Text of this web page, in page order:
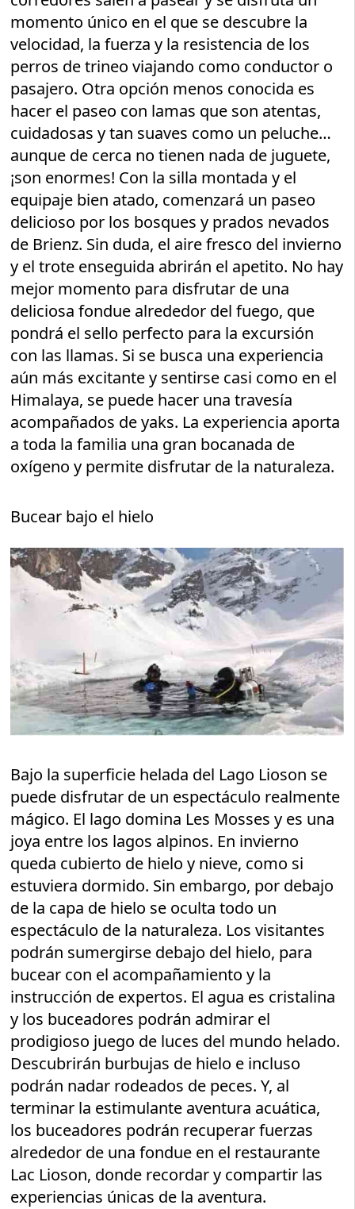
momento único en el que se descubre la
velocidad, la fuerza y la resistencia de los
perros de trineo viajando como conductor o
pasajero. Otra opción menos conocida es
hacer el paseo con lamas que son atentas,
cuidadosas y tan suaves como un peluche…
aunque de cerca no tienen nada de juguete,
¡son enormes! Con la silla montada y el
equipaje bien atado, comenzará un paseo
delicioso por los bosques y prados nevados
de Brienz. Sin duda, el aire fresco del invierno
y el trote enseguida abrirán el apetito. No hay
mejor momento para disfrutar de una
deliciosa fondue alrededor del fuego, que
pondrá el sello perfecto para la excursión
con las llamas. Si se busca una experiencia
aún más excitante y sentirse casi como en el
Himalaya, se puede hacer una travesía
acompañados de yaks. La experiencia aporta
a toda la familia una gran bocanada de
oxígeno y permite disfrutar de la naturaleza.
Bucear bajo el hielo
Bajo la superficie helada del Lago Lioson se
puede disfrutar de un espectáculo realmente
mágico. El lago domina Les Mosses y es una
joya entre los lagos alpinos. En invierno
queda cubierto de hielo y nieve, como si
estuviera dormido. Sin embargo, por debajo
de la capa de hielo se oculta todo un
espectáculo de la naturaleza. Los visitantes
podrán sumergirse debajo del hielo, para
bucear con el acompañamiento y la
instrucción de expertos. El agua es cristalina
y los buceadores podrán admirar el
prodigioso juego de luces del mundo helado.
Descubrirán burbujas de hielo e incluso
podrán nadar rodeados de peces. Y, al
terminar la estimulante aventura acuática,
los buceadores podrán recuperar fuerzas
alrededor de una fondue en el restaurante
Lac Lioson, donde recordar y compartir las
experiencias únicas de la aventura.